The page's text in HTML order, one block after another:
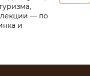
— по
и